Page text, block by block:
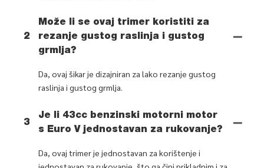
2
Može li se ovaj trimer koristiti za
rezanje gustog raslinja i gustog
grmlja?
Da, ovaj šikar je dizajniran za lako rezanje gustog
raslinja i gustog grmlja.
3
Je li 43cc benzinski motorni motor
s Euro V jednostavan za rukovanje?
Da, ovaj trimer je jednostavan za korištenje i